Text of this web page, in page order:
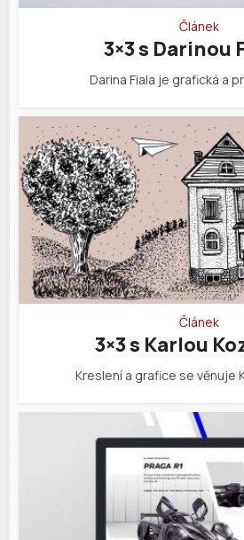
Článek
3×3 s Darinou
Darina Fiala je grafická a
Článek
3×3 s Karlou
Kreslení a grafice se věnuje